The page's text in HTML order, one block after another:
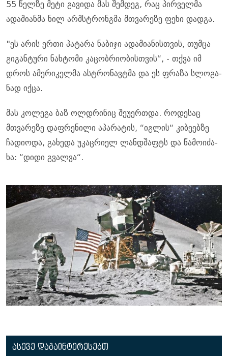
55 წელ­ზე მეტი გა­ვი­და მას შემ­დეგ, რაც პირ­ველ­მა
ადა­მი­ან­მა ნილ არმსტრონ­გმა მთვა­რე­ზე ფეხი დად­გა.
"ეს არის ერთი პა­ტა­რა ნა­ბი­ჯი ადა­მი­ა­ნის­თვის, თუმ­ცა
გი­გან­ტუ­რი ნახ­ტო­მი კა­ცობ­რი­ო­ბის­თვის“, - თქვა იმ
დროს ამე­რი­კელ­მა ას­ტრო­ნავტმა და ეს ფრა­ზა სლო­გა­
ნად იქცა.
მას კო­ლე­გა ბაზ ოლდრი­ნიც შე­უ­ერ­თდა. რო­დე­საც
მთვა­რე­ზე დაფ­რე­ნი­ლი აპა­რა­ტის, “იგ­ლის“ კი­ბე­ებ­ზე
ჩა­დი­ო­და, გა­ხე­და უკაც­რი­ელ ლან­დშაფტს და წა­მო­ი­ძა­
ხა: “დიდი გვალ­ვა“.
ასევე დაგაინტერესებთ